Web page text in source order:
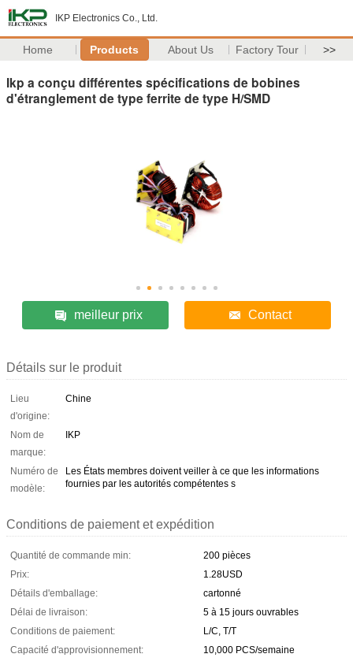
IKP Electronics Co., Ltd.
Home Products About Us Factory Tour >>
Ikp a conçu différentes spécifications de bobines
d'étranglement de type ferrite de type H/SMD
meilleur prix Contact
Détails sur le produit
Lieu
d'origine:
Chine
Nom de
marque:
IKP
Numéro de
modèle:
Les États membres doivent veiller à ce que les informations
fournies par les autorités compétentes s
Conditions de paiement et expédition
Quantité de commande min:
200 pièces
Prix:
1.28USD
Détails d'emballage:
cartonné
Délai de livraison:
5 à 15 jours ouvrables
Conditions de paiement:
L/C, T/T
Capacité d'approvisionnement:
10,000 PCS/semaine